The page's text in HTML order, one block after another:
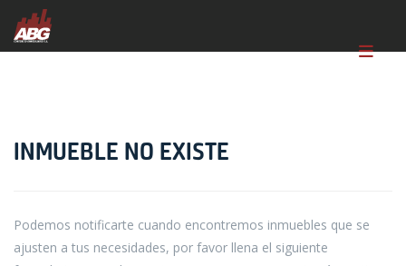
INMUEBLE NO EXISTE
Podemos notificarte cuando encontremos inmuebles que se
ajusten a tus necesidades, por favor llena el siguiente